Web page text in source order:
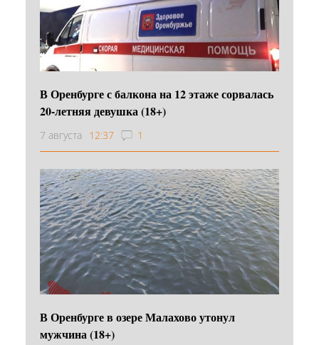
В Оренбурге с балкона на 12 этаже сорвалась
20-летняя девушка (18+)
7 августа 12:37 1
В Оренбурге в озере Малахово утонул
мужчина (18+)